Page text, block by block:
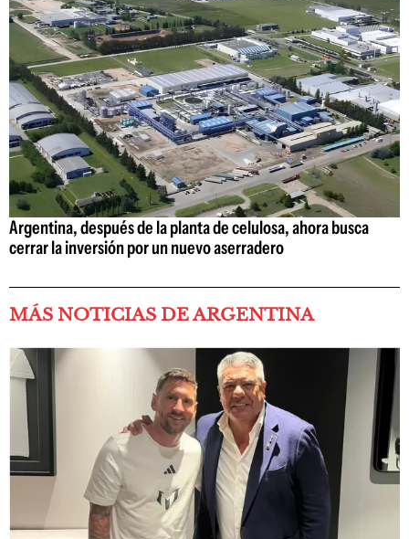
Argentina, después de la planta de celulosa, ahora busca
cerrar la inversión por un nuevo aserradero
MÁS NOTICIAS DE ARGENTINA